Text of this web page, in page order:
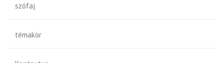
szófaj
témakör